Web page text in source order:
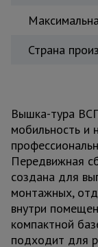
Страна
Вышка-тура
мобильность и
Передвижная
создана для
монтажных,
внутри
компактной
подходит для